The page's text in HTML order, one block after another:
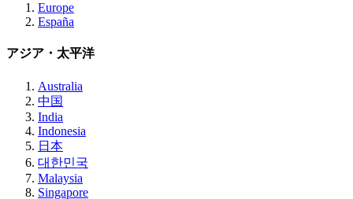
Europe
España
アジア・太平洋
Australia
中国
India
Indonesia
日本
대한민국
Malaysia
Singapore